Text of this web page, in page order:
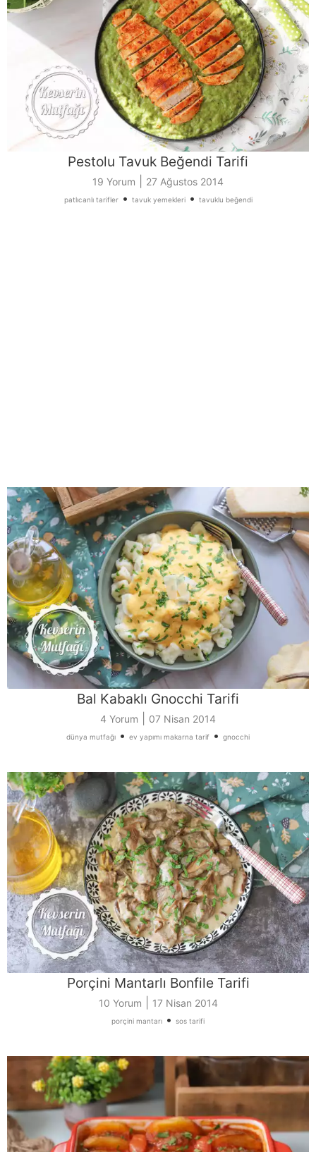
Pestolu Tavuk Beğendi Tarifi
19 Yorum 27 Ağustos 2014
patlıcanlı tarifler• tavuk yemekleri• tavuklu beğendi
Bal Kabaklı Gnocchi Tarifi
4 Yorum 07 Nisan 2014
dünya mutfağı • ev yapımı makarna tarif • gnocchi
Porçini Mantarlı Bonfile Tarifi
10 Yorum 17 Nisan 2014
porçini mantarı • sos tarifi